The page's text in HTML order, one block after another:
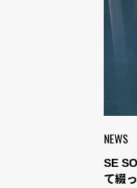
NEWS
SE
て綴